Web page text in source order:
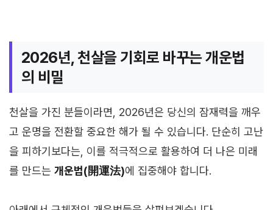
2026년, 천살을 기회로 바꾸는 개운법
의 비밀
천살을 가진 분들이라면, 2026년은 당신의 잠재력을 깨우
고 운명을 전환할 중요한 해가 될 수 있습니다. 단순히 고난
을 피하기보다는, 이를 적극적으로 활용하여 더 나은 미래
를 만드는 개운법(開運法)에 집중해야 합니다.